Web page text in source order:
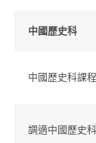
中國歷史科
中國歷史科課
調適中國歷史